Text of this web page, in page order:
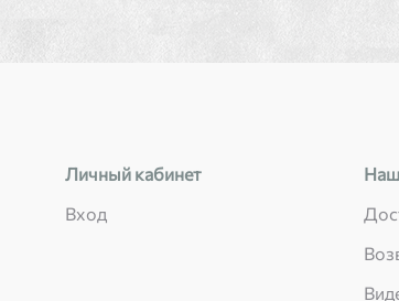
Личный кабинет
Вход
Наш